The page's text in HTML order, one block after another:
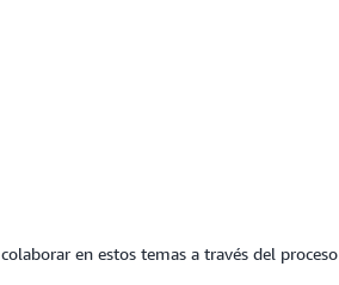
en estos temas a través del proceso